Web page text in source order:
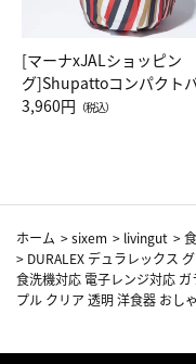
[マーナxJALショッピン
グ]Shupattoコンパクト
Drop JAL客室乗務員（LC
3,960円 （税込）
ホーム >sixem > livingut >
> DURALEX デュラレックス
食洗機対応 電子レンジ対応
プル クリア 透明 洋食器 おしゃ